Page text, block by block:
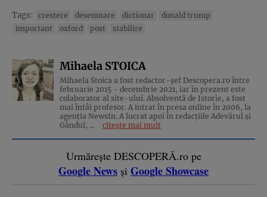
Tags: crestere desemnare dictionar
donald trump
important
oxford post stabilire
Mihaela STOICA
Mihaela Stoica a fost redactor-șef Descopera.ro între
februarie 2015 - decembrie 2021, iar în prezent este
colaborator al site-ului. Absolventă de Istorie, a fost
mai întâi profesor. A intrat în presa online în 2006, la
agenţia NewsIn. A lucrat apoi în redacţiile Adevărul şi
Gândul, ...
citește mai mult
Urmărește DESCOPERĂ.ro pe
Google News și Google Showcase